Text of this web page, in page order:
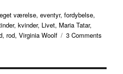
eget værelse,eventyr,fordybelse,
,kvinder, Livet, Maria Tatar,
, rod,Virginia Woolf 3 Comments
være